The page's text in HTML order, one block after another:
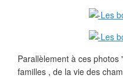
Parallèlement à ces
familles , de la vie des